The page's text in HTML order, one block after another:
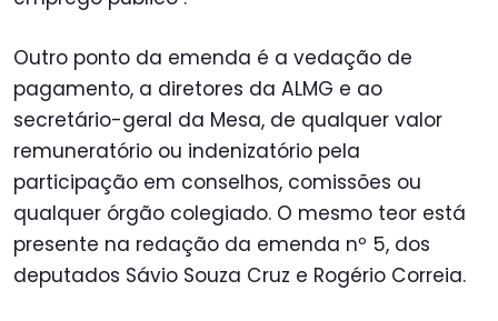
Outro ponto da emenda é a vedação de
pagamento, a diretores da ALMG e ao
secretário-geral da Mesa, de qualquer valor
remuneratório ou indenizatório pela
participação em conselhos, comissões ou
qualquer órgão colegiado. O mesmo teor está
presente na redação da emenda nº 5, dos
deputados Sávio Souza Cruz e Rogério Correia.